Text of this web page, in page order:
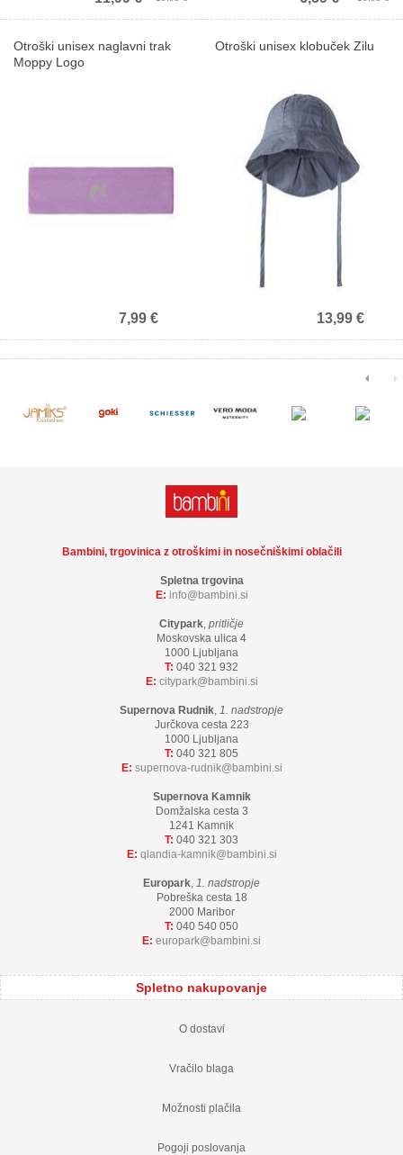
Otroški unisex naglavni trak
Moppy Logo
7,99 €
Otroški unisex klobuček Zilu
13,99 €
Bambini, trgovinica z otroškimi in nosečniškimi oblačili
Spletna trgovina
E: info bambini.si
Citypark, pritličje
Moskovska ulica 4
1000 Ljubljana
T: 040 321 932
E: citypark bambini.si
Supernova Rudnik, 1. nadstropje
Jurčkova cesta 223
1000 Ljubljana
T: 040 321 805
E: supernova-rudnik bambini.si
Supernova Kamnik
Domžalska cesta 3
1241 Kamnik
T: 040 321 303
E: qlandia-kamnik bambini.si
Europark, 1. nadstropje
Pobreška cesta 18
2000 Maribor
T: 040 540 050
E: europark bambini.si
Spletno nakupovanje
O dostavi
Vračilo blaga
Možnosti plačila
Pogoji poslovanja
Prejmite 10% popust!